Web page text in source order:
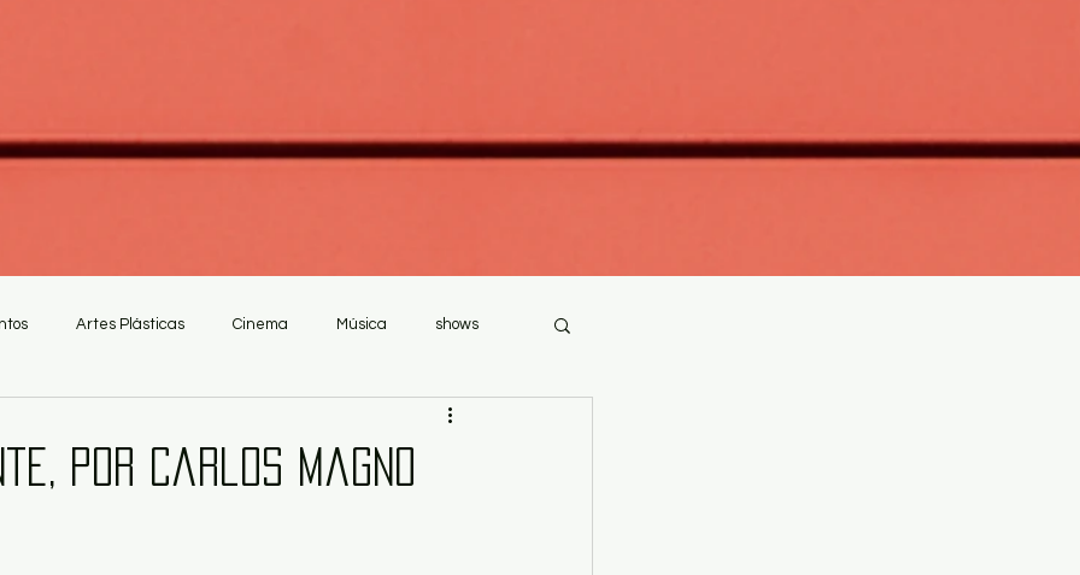
Artes Plásticas Cinema Música shows
por Carlos Magno